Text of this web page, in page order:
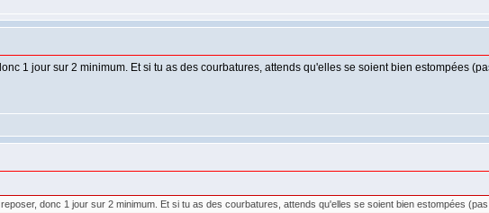
1 jour sur 2 minimum. Et si tu as des courbatures, attends qu'elles se soient bien estompées
donc 1 jour sur 2 minimum. Et si tu as des courbatures, attends qu'elles se soient bien estompées